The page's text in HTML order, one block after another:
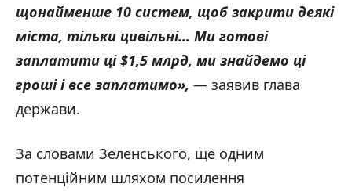
щонайменше 10 систем, щоб закрити деякі
міста, тільки цивільні… Ми готові
заплатити ці $1,5 млрд, ми знайдемо ці
гроші і все заплатимо», — заявив глава
держави.
За словами Зеленського, ще одним
потенційним шляхом посилення